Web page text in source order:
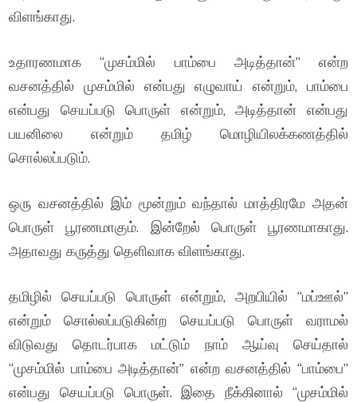
விளங்காது.
உதாரணமாக “முசம்மில் பாம்பை அடித்தான்” என்ற
வசனத்தில் முசம்மில் என்பது எழுவாய் என்றும், பாம்பை
என்பது செயப்படு பொருள் என்றும், அடித்தான் என்பது
பயனிலை என்றும் தமிழ் மொழியிலக்கணத்தில்
சொல்லப்படும்.
ஒரு வசனத்தில் இம் மூன்றும் வந்தால் மாத்திரமே அதன்
பொருள் பூரணமாகும். இன்றேல் பொருள் பூரணமாகாது.
அதாவது கருத்து தெளிவாக விளங்காது.
தமிழில் செயப்படு பொருள் என்றும், அறபியில் “மப்ஊல்”
என்றும் சொல்லப்படுகின்ற செயப்படு பொருள் வராமல்
விடுவது தொடர்பாக மட்டும் நாம் ஆய்வு செய்தால்
“முசம்மில் பாம்பை அடித்தான்” என்ற வசனத்தில் “பாம்பை”
என்பது செயப்படு பொருள். இதை நீக்கினால் “முசம்மில்